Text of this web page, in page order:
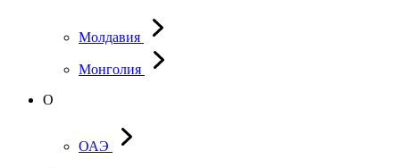
Молдавия
Монголия
О
ОАЭ